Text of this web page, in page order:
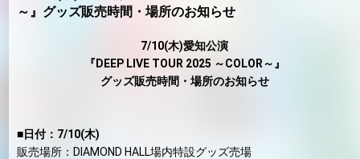
～』グッズ販売時間・場所のお知らせ
7/10(木)愛知公演
『DEEP LIVE TOUR 2025 ～COLOR～』
グッズ販売時間・場所のお知らせ
■日付：7/10(木)
販売場所：DIAMOND HALL場内特設グッズ売場